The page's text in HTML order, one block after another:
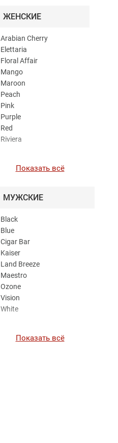
Pineapple
Riviera
Rose
Satori
Solar
Spirit
Stiletto
Violet
Yellow
ЖЕНСКИЕ
Arabian Cherry
Elettaria
Floral Affair
Mango
Maroon
Peach
Pink
Purple
Red
Riviera
Показать всё
МУЖСКИЕ
Black
Blue
Cigar Bar
Kaiser
Land Breeze
Maestro
Ozone
Vision
White
Показать всё